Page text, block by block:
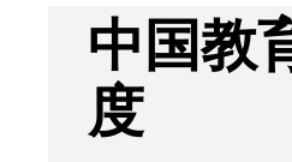
中国教
度